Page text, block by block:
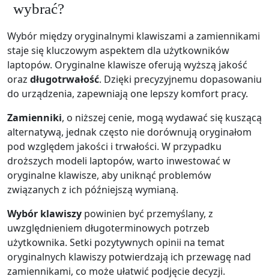
wybrać?
Wybór między oryginalnymi klawiszami a zamiennikami
staje się kluczowym aspektem dla użytkowników
laptopów. Oryginalne klawisze oferują wyższą jakość
oraz długotrwałość. Dzięki precyzyjnemu dopasowaniu
do urządzenia, zapewniają one lepszy komfort pracy.
Zamienniki, o niższej cenie, mogą wydawać się kuszącą
alternatywą, jednak często nie dorównują oryginałom
pod względem jakości i trwałości. W przypadku
droższych modeli laptopów, warto inwestować w
oryginalne klawisze, aby uniknąć problemów
związanych z ich późniejszą wymianą.
Wybór klawiszy powinien być przemyślany, z
uwzględnieniem długoterminowych potrzeb
użytkownika. Setki pozytywnych opinii na temat
oryginalnych klawiszy potwierdzają ich przewagę nad
zamiennikami, co może ułatwić podjęcie decyzji.